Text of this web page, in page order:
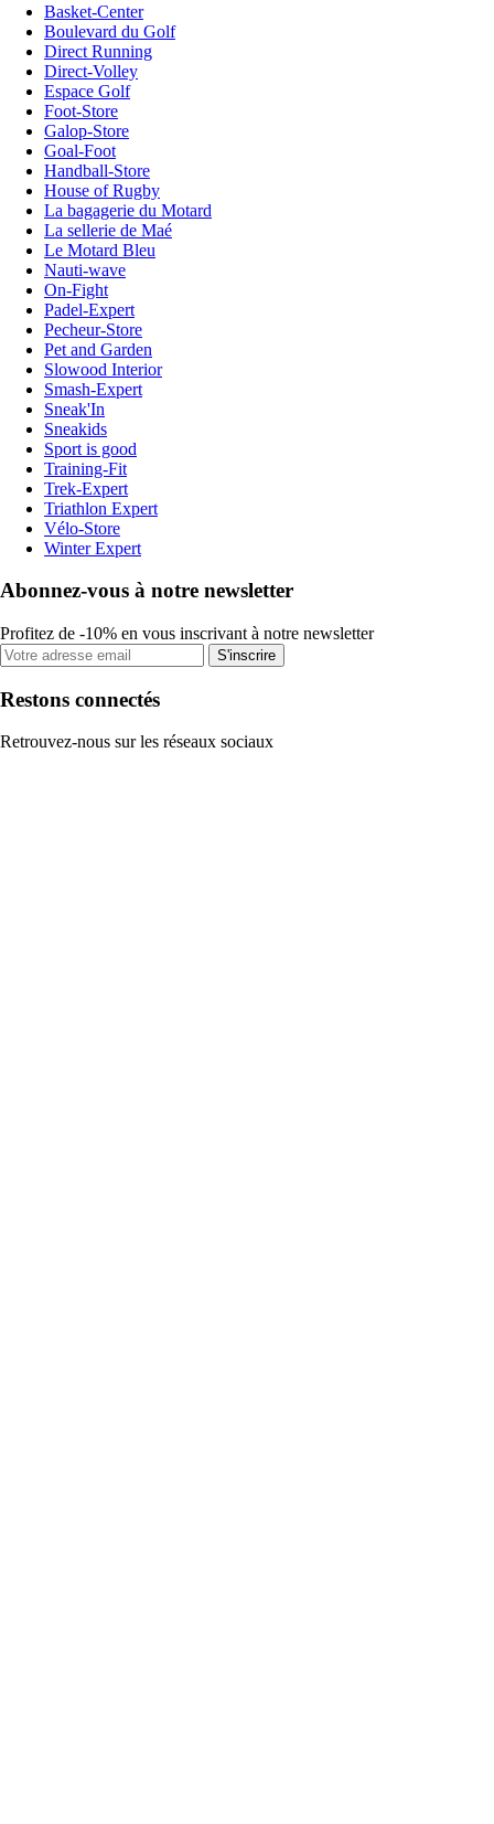
Basket-Center
Boulevard du Golf
Direct Running
Direct-Volley
Espace Golf
Foot-Store
Galop-Store
Goal-Foot
Handball-Store
House of Rugby
La bagagerie du Motard
La sellerie de Maé
Le Motard Bleu
Nauti-wave
On-Fight
Padel-Expert
Pecheur-Store
Pet and Garden
Slowood Interior
Smash-Expert
Sneak'In
Sneakids
Sport is good
Training-Fit
Trek-Expert
Triathlon Expert
Vélo-Store
Winter Expert
Abonnez-vous à notre newsletter
Profitez de -10% en vous inscrivant à notre newsletter
S'inscrire
Restons connectés
Retrouvez-nous sur les réseaux sociaux